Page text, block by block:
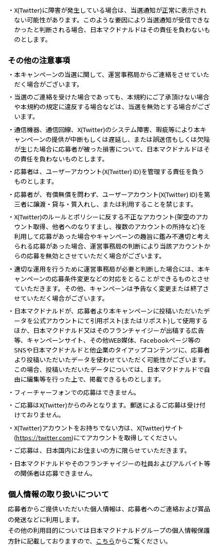
・X(Twitter)に障害が発生している場合は、当選通知が正常に表示され
ない可能性があります。このような要因により当選通知が受信できな
かったと判断される場合、日本マクドナルドはその責任を負わないも
のとします。
その他の注意事項
・本キャンペーンの当選に関して、運営事務局からご連絡をさせていた
だく場合がございます。
・当選のご連絡を受けた場合であっても、本規約にご了承頂けない場合
や本規約の規定に違反する場合などは、当選を無効とする場合がござ
います。
・通信機器、通信回線、X(Twitter)のシステム障害、瑕疵等により本キ
ャンペーンの提供が中断もしくは遅延し、または誤送信もしくは欠陥
が生じた場合に応募者が被った損害について、日本マクドナルドはそ
の責任を負わないものとします。
・応募者は、ユーザーアカウント(X(Twitter) ID)を管理する責任を負う
ものとします。
・応募者が、有償無償を問わず、ユーザーアカウント(X(Twitter) ID)を第
三者に譲渡・貸与・質入れし、または利用することを禁じます。
・X(Twitter)のルールとポリシーに反する不正なアカウント(架空のアカ
ウント取得、他者へのなりすまし、複数のアカウントの所持など)を
利用して応募があった場合やキャンペーンの趣旨に鑑み不適切と考え
られる応募があった場合、運営事務局の判断により当該アカウントか
らの応募を無効とさせていただく場合がございます。
・適切な運用を行うために運営事務局が必要と判断した場合には、本キ
ャンペーンの応募条件変更などの対応をとることができるものとさせ
ていただきます。その他、キャンペーンは予告なく変更または終了さ
せていただく場合がございます。
・日本マクドナルドが、応募者より本キャンペーンに投稿いただいたデ
ータを公式アカウントにて引用ポスト(またはリポスト)して使用する
ほか、日本マクドナルド又はそのフランチャイジーが出稿する広告
等、キャンペーンサイト、その他WEB媒体、Facebookページ等の
SNSや日本マクドナルドと他企業のタイアップコンテンツに、応募者
より投稿いただいたデータを使わせていただく可能性がございます。
この場合、投稿いただいたデータについては、日本マクドナルドで自
由に編集等を行った上で、掲載できるものとします。
・フィーチャーフォンでの応募はできません。
・ご応募はX(Twitter)からのみとなります。郵送によるご応募は受け付
けておりません。
・X(Twitter)アカウントをお持ちでない方は、X(Twitter)サイト
(https://twitter.com)にてアカウントを取得してください。
・ご応募は、日本国内にお住まいの方に限らせていただきます。
・日本マクドナルドやそのフランチャイジーの社員およびアルバイト等
の関係者は応募できません。
個人情報の取り扱いについて
応募者からご提供いただいた個人情報は、応募者へのご連絡および賞品
の発送などに利用します。
その他の利用目的については日本マクドナルドグループの個人情報保護
方針に記載しておりますので、 こちらからご覧ください。